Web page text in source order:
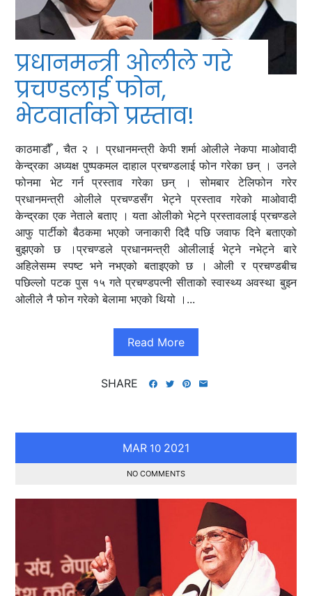
प्रधानमन्त्री ओलीले गरे
प्रचण्डलाई फोन,
भेटवार्ताको प्रस्ताव!
काठमाडौँ , चैत २ । प्रधानमन्त्री केपी शर्मा ओलीले नेकपा माओवादी
केन्द्रका अध्यक्ष पुष्पकमल दाहाल प्रचण्डलाई फोन गरेका छन् । उनले
फोनमा भेट गर्न प्रस्ताव गरेका छन् । सोमबार टेलिफोन गरेर
प्रधानमन्त्री ओलीले प्रचण्डसँग भेट्ने प्रस्ताव गरेको माओवादी
केन्द्रका एक नेताले बताए । यता ओलीको भेट्ने प्रस्तावलाई प्रचण्डले
आफु पार्टीको बैठकमा भएको जनाकारी दिदै पछि जवाफ दिने बताएको
बुझएको छ ।प्रचण्डले प्रधानमन्त्री ओलीलाई भेट्ने नभेट्ने बारे
अहिलेसम्म स्पष्ट भने नभएको बताइएको छ । ओली र प्रचण्डबीच
पछिल्लो पटक पुस १५ गते प्रचण्डपत्नी सीताको स्वास्थ्य अवस्था बुझ्न
ओलीले नै फोन गरेको बेलामा भएको थियो ।...
Read More
SHARE
MAR 10 2021
NO COMMENTS